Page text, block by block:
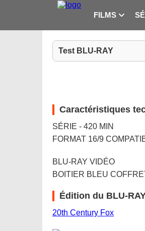
FILMS
Test BLU-RAY
Caractéristiques
SÉRIE - 420 MIN
FORMAT 16/9
BLU-RAY VIDÉO
BOITIER BLEU
Édition du BLU-
20th Century Fox